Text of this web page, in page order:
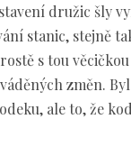
družic šly
stanic, stejně
s tou
změn.
ale to, že